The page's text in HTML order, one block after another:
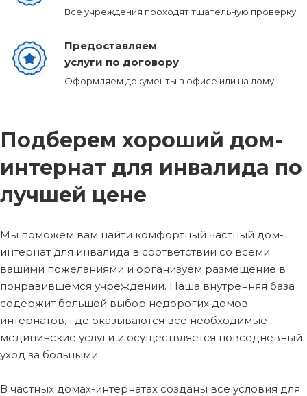
Все учреждения проходят тщательную проверку
Предоставляем
услуги по договору
Оформляем документы в офисе или на дому
Подберем хороший дом-
интернат для инвалида по
лучшей цене
Мы поможем вам найти комфортный частный дом-
интернат для инвалида в соответствии со всеми
вашими пожеланиями и организуем размещение в
понравившемся учреждении. Наша внутренняя база
содержит большой выбор недорогих домов-
интернатов, где оказываются все необходимые
медицинские услуги и осуществляется повседневный
уход за больными.
В частных домах-интернатах созданы все условия для